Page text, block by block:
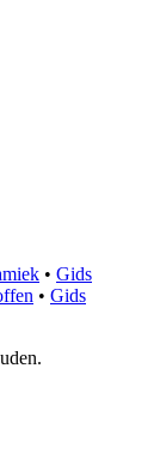
• Gids
• Gids